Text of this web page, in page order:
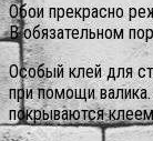
Обои прекрасно
В обязательном
Особый клей для
при помощи
покрываются